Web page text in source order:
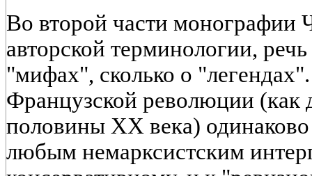
Во второй части монографии
авторской терминологии,
"мифах", сколько о
Французской революции (как
половины XX века)
любым немарксистским